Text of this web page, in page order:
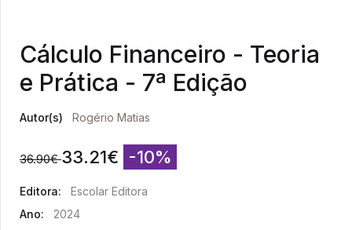
Cálculo Financeiro - Teoria
e Prática - 7ª Edição
Autor(s) Rogério Matias
36.90€ 33.21€ -10%
Editora:
Escolar Editora
Ano:
2024